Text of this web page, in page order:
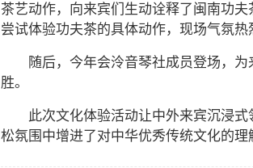
茶艺动作，向来宾们生动诠释了闽南功
尝试体验功夫茶的具体动作，现场气氛热
随后，今年会泠音琴社成员登场，
胜。
此次文化体验活动让中外来宾沉浸
松氛围中增进了对中华优秀传统文化的理